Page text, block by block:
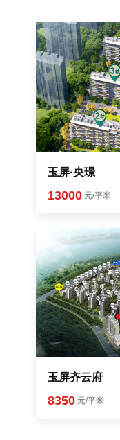
玉屏·央璟
13000 元/平米
玉屏齐云府
8350 元/平米